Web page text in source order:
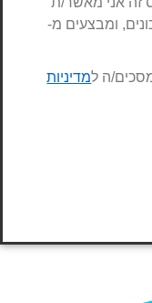
ומבצעים מ-
ה למדיניות